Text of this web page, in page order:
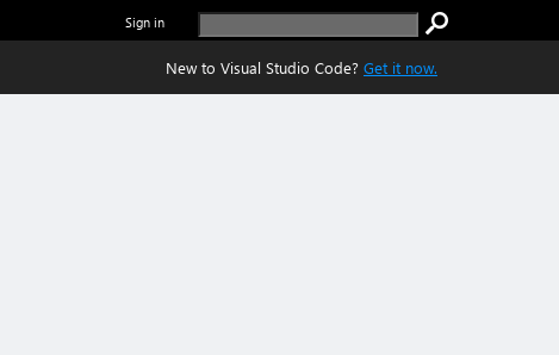
Sign in
New to Visual Studio Code? Get it now.